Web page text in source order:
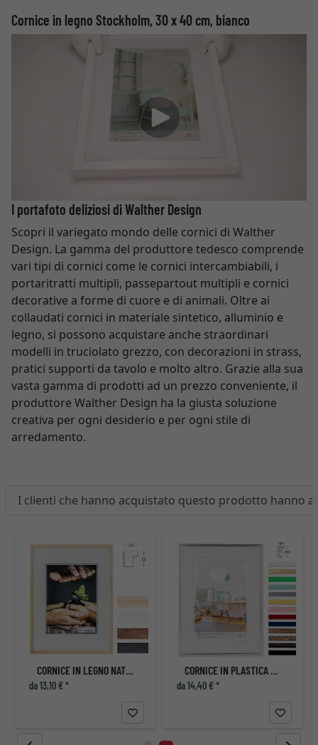
Cornice in legno Stockholm, 30 x 40 cm, bianco
I portafoto deliziosi di Walther Design
Scopri il variegato mondo delle cornici di Walther
Design. La gamma del produttore tedesco comprende
vari tipi di cornici come le cornici intercambiabili, i
portaritratti multipli, passepartout multipli e cornici
decorative a forme di cuore e di animali. Oltre ai
collaudati cornici in materiale sintetico, alluminio e
legno, si possono acquistare anche straordinari
modelli in truciolato grezzo, con decorazioni in strass,
pratici supporti da tavolo e molto altro. Grazie alla sua
vasta gamma di prodotti ad un prezzo conveniente, il
produttore Walther Design ha la giusta soluzione
creativa per ogni desiderio e per ogni stile di
arredamento.
I clienti che hanno acquistato questo prodotto hanno
CORNICE IN LEGNO NATURE
da 13,10 € *
CORNICE IN PLASTICA NEW LIFESTYLE
da 14,40 € *